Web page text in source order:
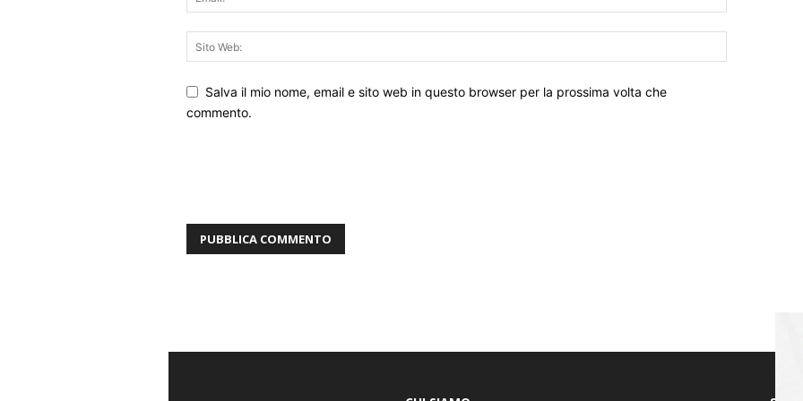
Salva il mio nome, email e sito web in questo browser per la prossima volta che
commento.